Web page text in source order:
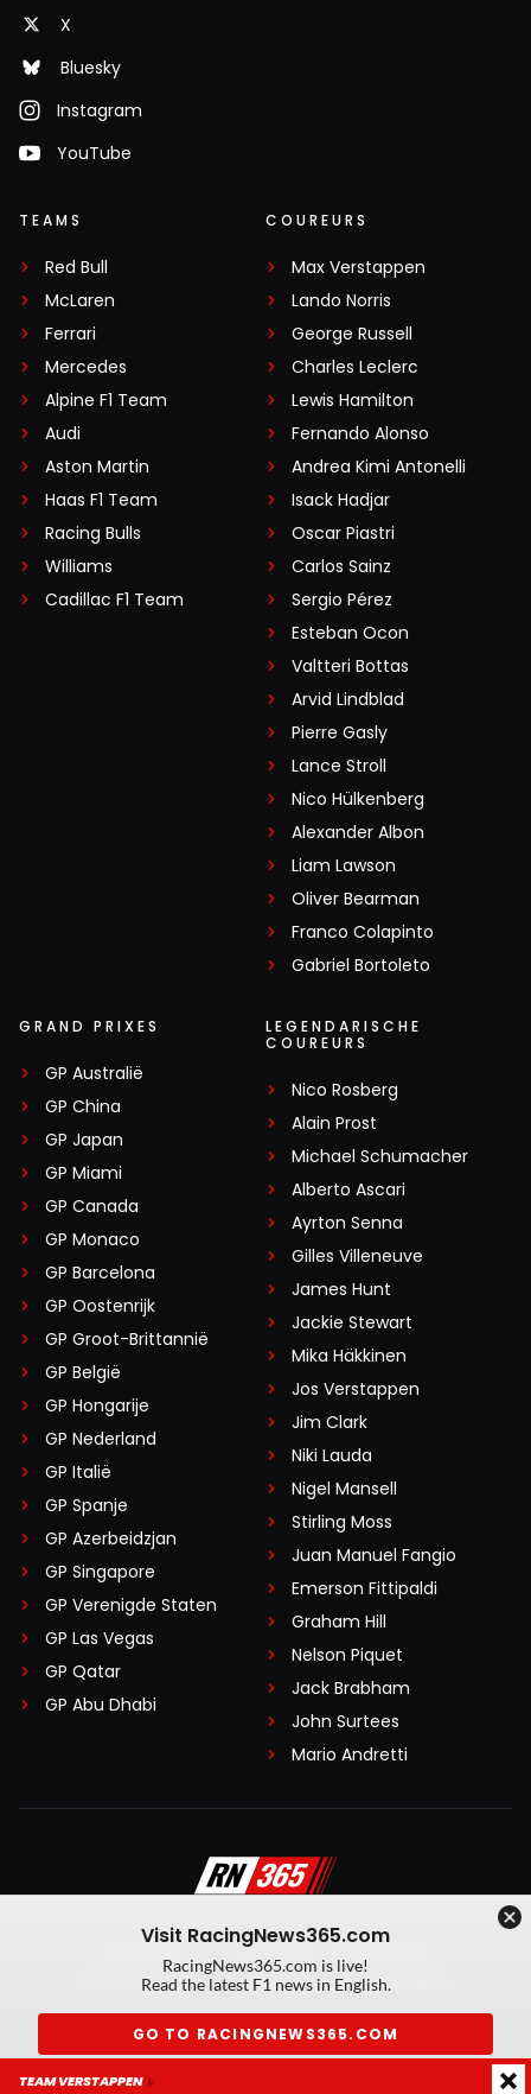
X
Bluesky
Instagram
YouTube
TEAMS
Red Bull
McLaren
Ferrari
Mercedes
Alpine F1 Team
Audi
Aston Martin
Haas F1 Team
Racing Bulls
Williams
Cadillac F1 Team
COUREURS
Max Verstappen
Lando Norris
George Russell
Charles Leclerc
Lewis Hamilton
Fernando Alonso
Andrea Kimi Antonelli
Isack Hadjar
Oscar Piastri
Carlos Sainz
Sergio Pérez
Esteban Ocon
Valtteri Bottas
Arvid Lindblad
Pierre Gasly
Lance Stroll
Nico Hülkenberg
Alexander Albon
Liam Lawson
Oliver Bearman
Franco Colapinto
Gabriel Bortoleto
GRAND PRIXES
GP Australië
GP China
GP Japan
GP Miami
GP Canada
GP Monaco
GP Barcelona
GP Oostenrijk
GP Groot-Brittannië
GP België
GP Hongarije
GP Nederland
GP Italië
GP Spanje
GP Azerbeidzjan
GP Singapore
GP Verenigde Staten
GP Las Vegas
GP Qatar
GP Abu Dhabi
LEGENDARISCHE
COUREURS
Nico Rosberg
Alain Prost
Michael Schumacher
Alberto Ascari
Ayrton Senna
Gilles Villeneuve
James Hunt
Jackie Stewart
Mika Häkkinen
Jos Verstappen
Jim Clark
Niki Lauda
Nigel Mansell
Stirling Moss
Juan Manuel Fangio
Emerson Fittipaldi
Graham Hill
Nelson Piquet
Jack Brabham
John Surtees
Mario Andretti
Algemene voorwaarden
Privacy Policy
Created by On Your Marks
Privacy manager
Kansspeluitingen
Visit RacingNews365.com
RacingNews365.com is live!
Read the latest F1 news in English.
GO TO RACINGNEWS365.COM
TEAM VERSTAPPEN